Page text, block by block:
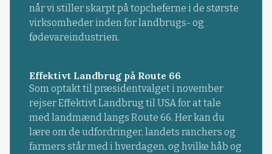
når vi stiller skarpt på topcheferne i de største
virksomheder inden for landbrugs- og
fødevareindustrien.
Effektivt Landbrug på Route 66
Som optakt til præsidentvalget i november
rejser Effektivt Landbrug til USA for at tale
med landmænd langs Route 66. Her kan du
lære om de udfordringer, landets ranchers og
farmers står med i hverdagen, og hvilke håb og